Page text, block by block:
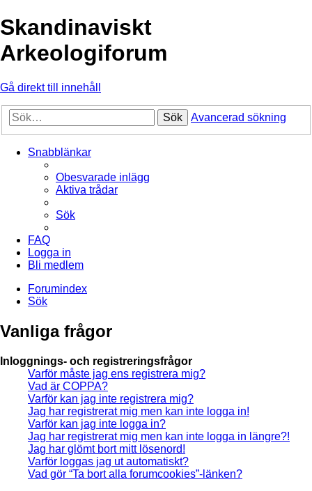
Skandinaviskt
Arkeologiforum
Gå direkt till innehåll
Sök Avancerad sökning
Snabblänkar
Obesvarade inlägg
Aktiva trådar
Sök
FAQ
Logga in
Bli medlem
Forumindex
Sök
Vanliga frågor
Inloggnings- och registreringsfrågor
Varför måste jag ens registrera mig?
Vad är COPPA?
Varför kan jag inte registrera mig?
Jag har registrerat mig men kan inte logga in!
Varför kan jag inte logga in?
Jag har registrerat mig men kan inte logga in längre?!
Jag har glömt bort mitt lösenord!
Varför loggas jag ut automatiskt?
Vad gör “Ta bort alla forumcookies”-länken?